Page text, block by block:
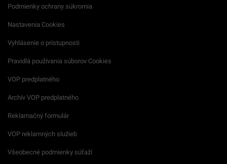
Podmienky ochrany súkromia
Nastavenia Cookies
Vyhlásenie o prístupnosti
Pravidlá používania súborov Cookies
VOP predplatného
Archív VOP predplatného
Reklamačný formulár
VOP reklamných služieb
Všeobecné podmienky súťaží